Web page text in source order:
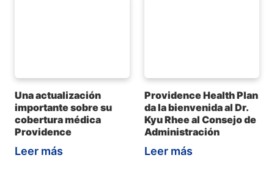
Una actualización
importante sobre su
cobertura médica
Providence
Leer más
Providence Health Plan
da la bienvenida al Dr.
Kyu Rhee al Consejo de
Administración
Leer más